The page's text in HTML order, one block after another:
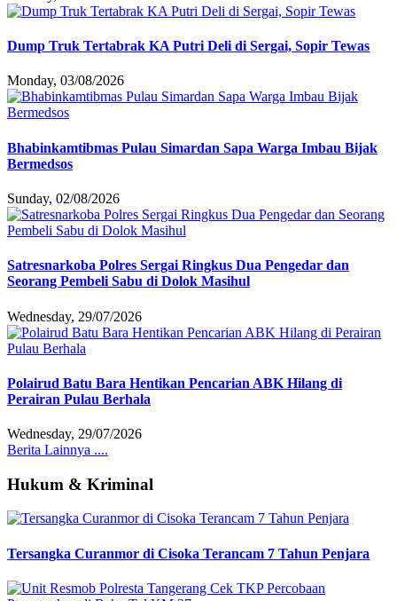
Dump Truk Tertabrak KA Putri Deli di Sergai, Sopir Tewas
Monday, 03/08/2026
Bhabinkamtibmas Pulau Simardan Sapa Warga Imbau Bijak
Bermedsos
Sunday, 02/08/2026
Satresnarkoba Polres Sergai Ringkus Dua Pengedar dan
Seorang Pembeli Sabu di Dolok Masihul
Wednesday, 29/07/2026
Polairud Batu Bara Hentikan Pencarian ABK Hilang di
Perairan Pulau Berhala
Wednesday, 29/07/2026
Berita Lainnya ....
Hukum & Kriminal
Tersangka Curanmor di Cisoka Terancam 7 Tahun Penjara